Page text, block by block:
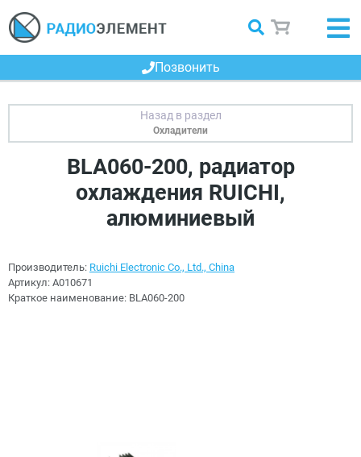
Позвонить
Охладители
BLA060-200, радиатор
охлаждения RUICHI,
алюминиевый
Производитель: Ruichi Electronic Co., Ltd., China
Артикул: A010671
Краткое наименование: BLA060-200